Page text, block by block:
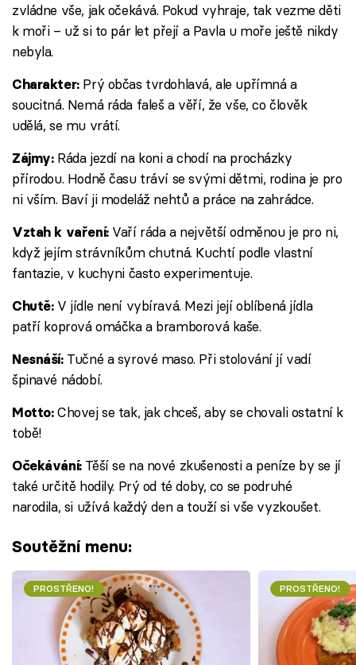
zvládne vše, jak očekává. Pokud vyhraje, tak vezme děti
k moři – už si to pár let přejí a Pavla u moře ještě nikdy
nebyla.
Charakter: Prý občas tvrdohlavá, ale upřímná a
soucitná. Nemá ráda faleš a věří, že vše, co člověk
udělá, se mu vrátí.
Zájmy: Ráda jezdí na koni a chodí na procházky
přírodou. Hodně času tráví se svými dětmi, rodina je pro
ni vším. Baví ji modeláž nehtů a práce na zahrádce.
Vztah k vaření: Vaří ráda a největší odměnou je pro ni,
když jejím strávníkům chutná. Kuchtí podle vlastní
fantazie, v kuchyni často experimentuje.
Chutě: V jídle není vybíravá. Mezi její oblíbená jídla
patří koprová omáčka a bramborová kaše.
Nesnáší: Tučné a syrové maso. Při stolování jí vadí
špinavé nádobí.
Motto:Chovej se tak, jak chceš, aby se chovali ostatní k
tobě!
Očekávání: Těší se na nové zkušenosti a peníze by se jí
také určitě hodily. Prý od té doby, co se podruhé
narodila, si užívá každý den a touží si vše vyzkoušet.
Soutěžní menu:
PROSTŘENO! PROSTŘENO!